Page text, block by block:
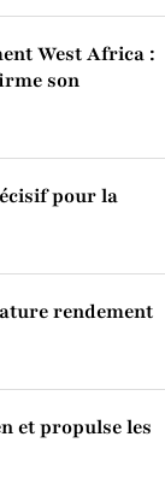
West Africa :
son
pour la
rendement
et propulse les